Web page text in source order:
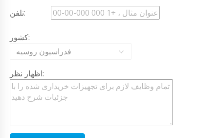
تلفن:
کشور:
فدراسیون روسیه
اظهار نظر: